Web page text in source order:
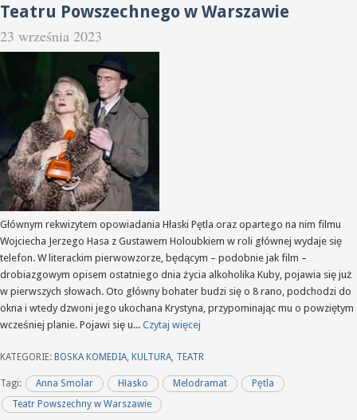
Teatru Powszechnego w Warszawie
23 września 2023
Głównym rekwizytem opowiadania Hłaski Pętla oraz opartego na nim filmu
Wojciecha Jerzego Hasa z Gustawem Holoubkiem w roli głównej wydaje się
telefon. W literackim pierwowzorze, będącym – podobnie jak film –
drobiazgowym opisem ostatniego dnia życia alkoholika Kuby, pojawia się już
w pierwszych słowach. Oto główny bohater budzi się o 8 rano, podchodzi do
okna i wtedy dzwoni jego ukochana Krystyna, przypominając mu o powziętym
wcześniej planie. Pojawi się u... Czytaj więcej
KATEGORIE: BOSKA KOMEDIA, KULTURA, TEATR
Tagi: Anna Smolar Hłasko Melodramat
Pętla
Teatr Powszechny w Warszawie